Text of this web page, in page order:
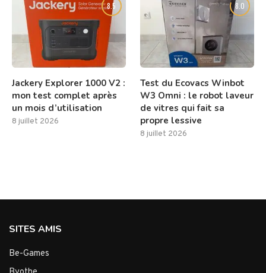
8.5
Jackery Explorer 1000 V2 :
mon test complet après
un mois d’utilisation
8 juillet 2026
8.0
Test du Ecovacs Winbot
W3 Omni : le robot laveur
de vitres qui fait sa
propre lessive
8 juillet 2026
SITES AMIS
Be-Games